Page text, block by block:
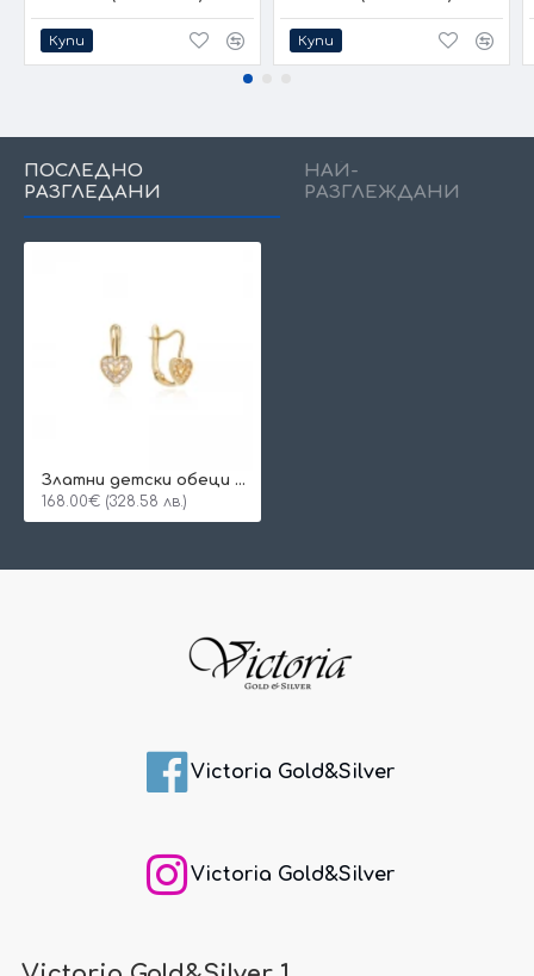
Купи Купи
ПОСЛЕДНО
РАЗГЛЕДАНИ
НАЙ-
РАЗГЛЕЖДАНИ
Златни детски обеци Heart
168.00€ (328.58 лв.)
Victoria Gold&Silver
Victoria Gold&Silver